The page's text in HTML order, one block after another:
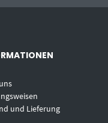
und Lieferung